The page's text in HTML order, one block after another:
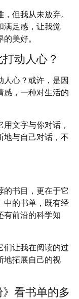
但我从未放弃。
满足感，让我觉
美好。
动人心？
人心？或许，是因
感，一种对生活的
文字与你对话，
地与自己对话，不
的书目，更在于它
中的书单，既有经
有前沿的科学知
们让我在阅读的过
地拓展自己的视
看书单的多